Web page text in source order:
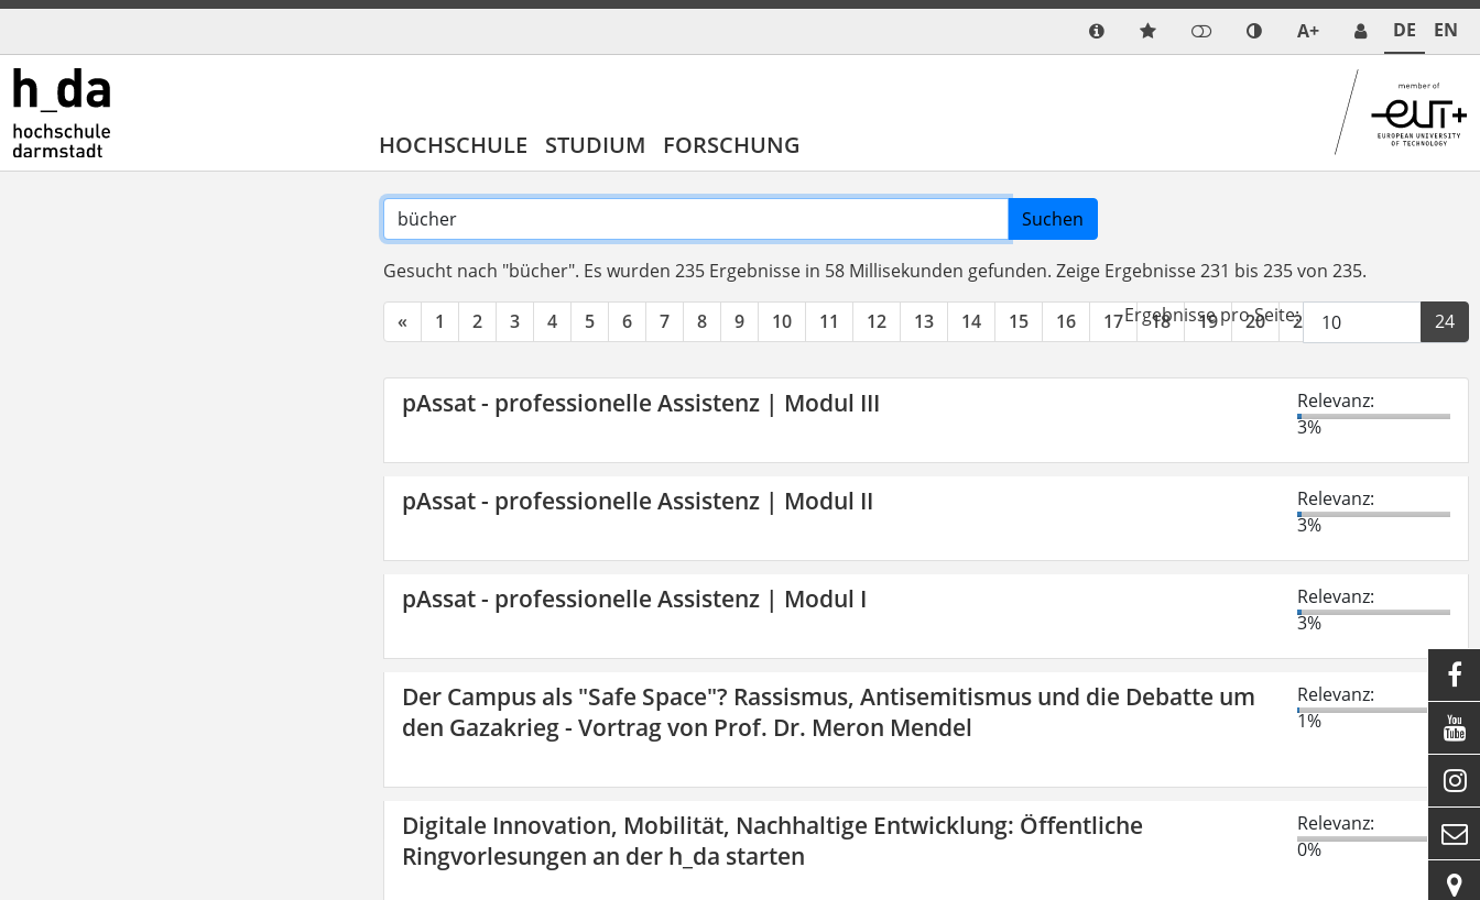
A+ DE EN
HOCHSCHULE STUDIUM FORSCHUNG
Suchen
Gesucht nach "bücher". Es wurden 235 Ergebnisse in 58 Millisekunden gefunden. Zeige Ergebnisse 231 bis 235 von 235.
« 1 2 3 4 5 6 7 8 9 10 11 12 13 14 15 16 17 18 19 20 21 22 24
Ergebnisse pro Seite:
pAssat - professionelle Assistenz | Modul III
Relevanz:
3%
pAssat - professionelle Assistenz | Modul II
Relevanz:
3%
pAssat - professionelle Assistenz | Modul I
Relevanz:
3%
Der Campus als "Safe Space"? Rassismus, Antisemitismus und die Debatte um
den Gazakrieg - Vortrag von Prof. Dr. Meron Mendel
Relevanz:
1%
Digitale Innovation, Mobilität, Nachhaltige Entwicklung: Öffentliche
Ringvorlesungen an der h_da starten
Relevanz:
0%




